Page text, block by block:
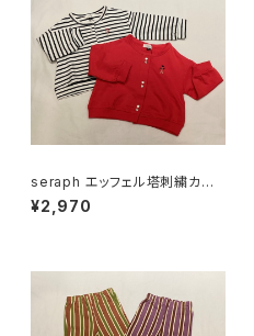
seraph エッフェル塔刺繍カー
ディガン S404016
¥2,970